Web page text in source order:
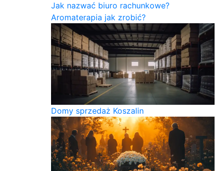
Jak nazwać biuro rachunkowe?
Aromaterapia jak zrobić?
Domy sprzedaż Koszalin